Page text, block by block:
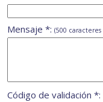
Mensaje *: (500
Código de validación *: